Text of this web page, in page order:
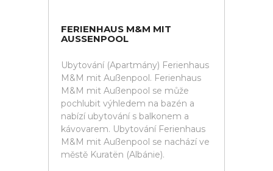
FERIENHAUS M&M MIT
AUSSENPOOL
Ubytování (Apartmány) Ferienhaus
M&M mit Außenpool. Ferienhaus
M&M mit Außenpool se může
pochlubit výhledem na bazén a
nabízí ubytování s balkonem a
kávovarem. Ubytování Ferienhaus
M&M mit Außenpool se nachází ve
městě Kuratën (Albánie).